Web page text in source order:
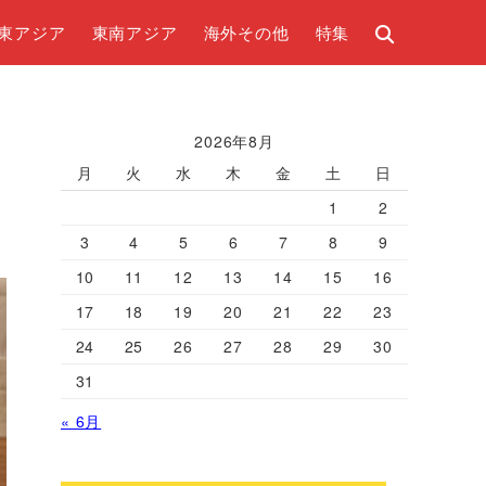
アジア 東南アジア 海外その他 特集
2026年8月
月
火 水 木 金 土
日
1
2
3
4 5 6 7 8
9
10
11 12 13 14 15
16
17
18 19 20 21 22
23
24
25 26 27 28 29
30
31
« 6月